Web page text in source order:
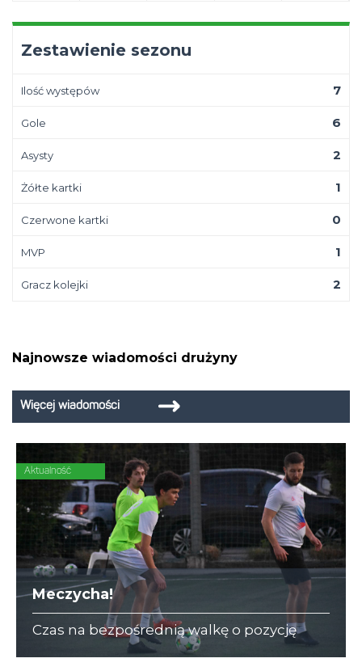
Zestawienie sezonu
Ilość występów 7
Gole 6
Asysty 2
Żółte kartki 1
Czerwone kartki 0
MVP 1
Gracz kolejki 2
Najnowsze wiadomości drużyny
Więcej wiadomości
Aktualność
Meczycha!
Czas na bezpośrednią walkę o pozycję
lidera w I Lidze A i III Lidze C. Naprzeciw
siebie stają Dedax z DIAMOND i ZAJC